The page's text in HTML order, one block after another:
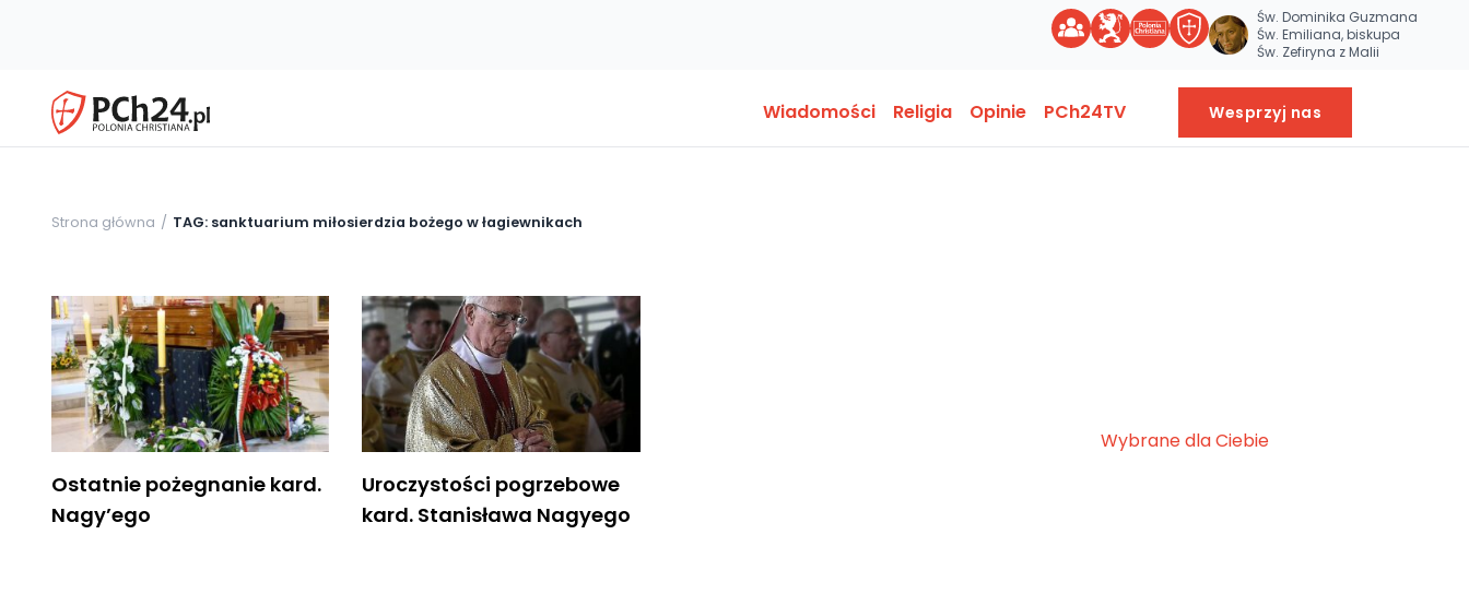
Św. Dominika Guzmana
Św. Emiliana, biskupa
Św. Zefiryna z Malii
Wiadomości Religia Opinie PCh24TV Wesprzyj nas
Strona główna TAG: sanktuarium miłosierdzia bożego w łagiewnikach
Ostatnie pożegnanie kard.
Nagy’ego
Uroczystości pogrzebowe
kard. Stanisława Nagyego
Wybrane dla Ciebie